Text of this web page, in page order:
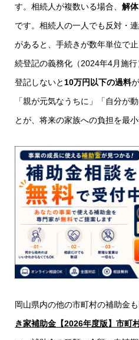
す。相続人が複数いる場合、 解
です。相続人の一人でも反対・
があると、手続きが数年単位で
続登記の義務化（2024年4月施
登記しないと10万円以下の過料
「親が元気なうちに」「自分が
とが、将来の家族への負担を最小
岡山県内の他の市町村の補助金も
き家補助金【2026年度版】市町